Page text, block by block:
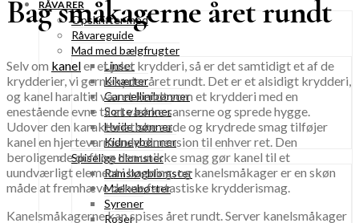
RÅVARER
Opskrifter med
Råvareguide
Mad med bælgfrugter
Linser
Kikærter
Cannellinibønner
Sorte bønner
Hvide bønner
Kidneybønner
Spiselige blomster
Ramsløgblomster
Mælkebøtter
Syrener
Roser
Bag småkagerne året rundt
Selv om kaneler et julet krydderi, så er det samtidigt et af de
krydderier, vi gerne nyder året rundt. Det er et alsidigt krydderi,
og kanel haraltid været kendt som et krydderi med en
enestående evne til at vække sanserne og sprede hygge.
Udover den karakteristiske søde og krydrede smag tilføjer
kanel en hjertevarmende dimension til enhver ret. Den
beroligende duft og den unikke smag gør kanel til et
uundværligt element i bagning, og kanelsmåkager er en skøn
måde at fremhæve denne fantastiske krydderismag.
Kanelsmåkagerne kan spises året rundt. Server kanelsmåkager